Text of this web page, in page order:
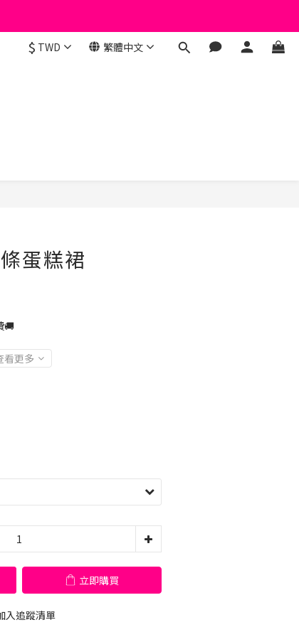
$ TWD 繁體中文
蛋糕裙
🚚
看更多
立即購買
入追蹤清單